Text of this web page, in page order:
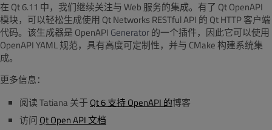
在 Qt 6.11 中，我们继续关注与 Web 服务的集成。有了 Qt OpenAPI
模块，可以轻松生成使用 Qt Networks RESTful API 的 Qt HTTP 客户端
代码。该生成器是 OpenAPI Generator的一个插件，因此它可以使用
OpenAPI YAML 规范，具有高度可定制性，并与 CMake构建系统集
成。
更多信息：
阅读 Tatiana 关于 Qt 6 支持 OpenAPI 的博客
访问 Qt Open API 文档